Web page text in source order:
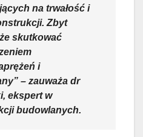
na trwałość i
Zbyt
skutkować
i
– zauważa dr
ekspert w
budowlanych.